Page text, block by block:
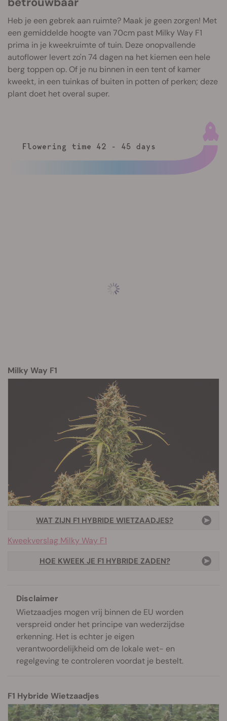
Heb je een gebrek aan ruimte? Maak je geen zorgen! Met
een gemiddelde hoogte van 70cm past Milky Way F1
prima in je kweekruimte of tuin. Deze onopvallende
autoflower levert zo'n 74 dagen na het kiemen een hele
berg toppen op. Of je nu binnen in een tent of kamer
kweekt, in een tuinkas of buiten in potten of perken; deze
plant doet het overal super.
Milky Way F1
WAT ZIJN F1 HYBRIDE WIETZAADJES?
Kweekverslag Milky Way F1
HOE KWEEK JE F1 HYBRIDE ZADEN?
Disclaimer
Wietzaadjes mogen vrij binnen de EU worden
verspreid onder het principe van wederzijdse
erkenning. Het is echter je eigen
verantwoordelijkheid om de lokale wet- en
regelgeving te controleren voordat je bestelt.
F1 Hybride Wietzaadjes